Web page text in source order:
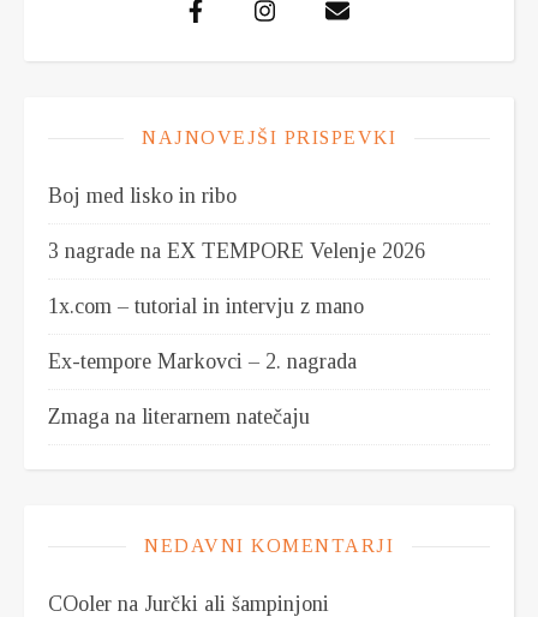
NAJNOVEJŠI PRISPEVKI
Boj med lisko in ribo
3 nagrade na EX TEMPORE Velenje 2026
1x.com – tutorial in intervju z mano
Ex-tempore Markovci – 2. nagrada
Zmaga na literarnem natečaju
NEDAVNI KOMENTARJI
COoler na Jurčki ali šampinjoni